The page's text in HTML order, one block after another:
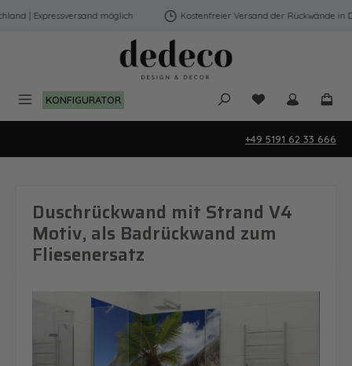
Zum Hauptinhalt springen
| Expressversand möglich Kostenfreier Versand der Rückwände in
KONFIGURATOR Du hast 0
+49 5191 62 33 666
Duschrückwand mit Strand V4
Motiv, als Badrückwand zum
Fliesenersatz
Bildergalerie überspringen